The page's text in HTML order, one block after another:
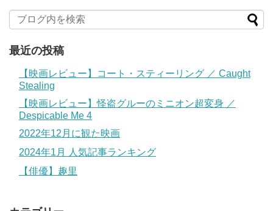
最近の投稿
【映画レビュー】コート・スティーリング ／ Caught
Stealing
【映画レビュー】怪盗グルーのミニオン超変身 ／
Despicable Me 4
2022年12月に観た映画
2024年1月 人気記事ランキング
【俳優】趣里